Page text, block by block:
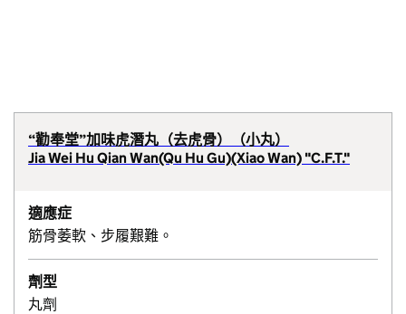
“勸奉堂”加味虎潛丸（去虎骨）（小丸）
Jia Wei Hu Qian Wan(Qu Hu Gu)(Xiao Wan) "C.F.T."
適應症
筋骨萎軟、步履艱難。
劑型
丸劑